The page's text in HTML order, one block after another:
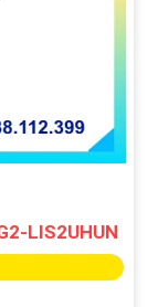
LIS2UHUN